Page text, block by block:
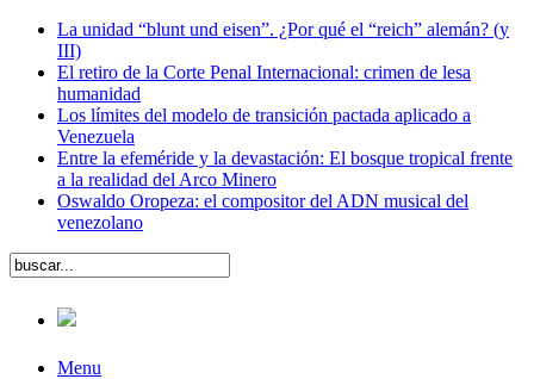
La unidad “blunt und eisen”. ¿Por qué el “reich” alemán? (y
III)
El retiro de la Corte Penal Internacional: crimen de lesa
humanidad
Los límites del modelo de transición pactada aplicado a
Venezuela
Entre la efeméride y la devastación: El bosque tropical frente
a la realidad del Arco Minero
Oswaldo Oropeza: el compositor del ADN musical del
venezolano
Menu